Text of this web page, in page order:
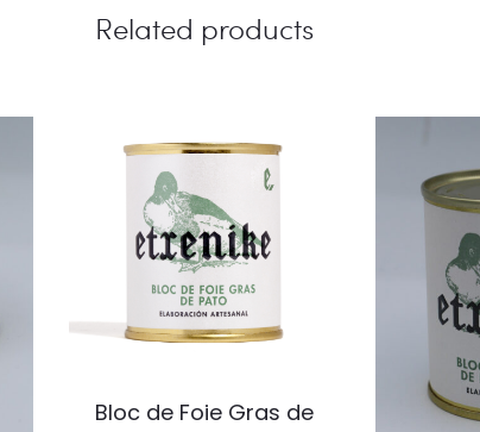
Related products
Bloc de Foie Gras de